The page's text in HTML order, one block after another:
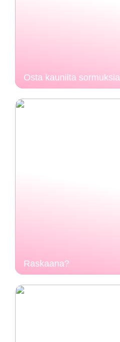
Osta kauniita sormuksia
Raskaana?